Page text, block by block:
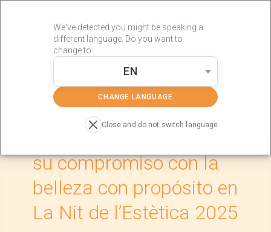
We've detected you might be speaking a
different language. Do you want to
change to:
EN
CHANGE LANGUAGE
Close and do not switch language
con la belleza con propósito en La Nit de l’Estètica 2025
RÖS’S Estética renueva
su compromiso con la
belleza con propósito en
La Nit de l’Estètica 2025